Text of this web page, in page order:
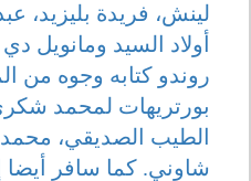
لينش، فريدة بليزيد،
أولاد السيد ومانويل
بورتريهات لمحمد
الطيب الصديقي،
شاوني. كما سافر أيضا